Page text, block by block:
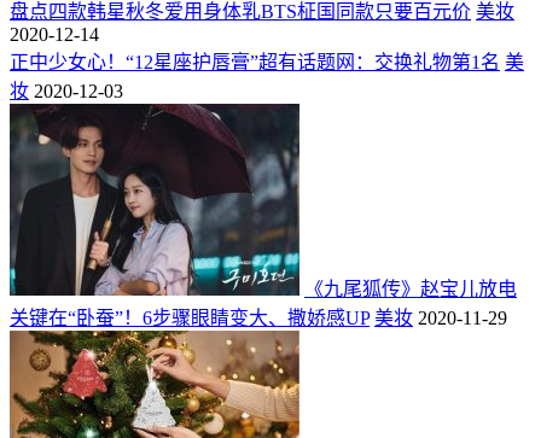
盘点四款韩星秋冬爱用身体乳BTS柾国同款只要百元价 美妆
2020-12-14
正中少女心！“12星座护唇膏”超有话题网：交换礼物第1名 美
妆 2020-12-03
《九尾狐传》赵宝儿放电
关键在“卧蚕”！6步骤眼睛变大、撒娇感UP 美妆 2020-11-29